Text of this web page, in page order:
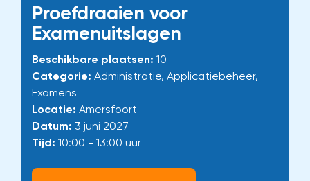
Proefdraaien voor
Examenuitslagen
Beschikbare plaatsen: 10
Categorie: Administratie, Applicatiebeheer,
Examens
Locatie: Amersfoort
Datum: 3 juni 2027
Tijd: 10:00 - 13:00 uur